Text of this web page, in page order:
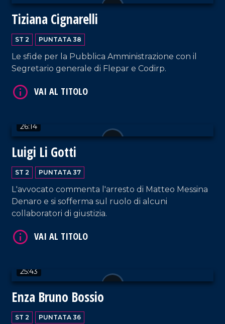
Tiziana Cignarelli
ST 2 PUNTATA 38
Le sfide per la Pubblica Amministrazione con il
Segretario generale di Flepar e Codirp.
26:14
Luigi Li Gotti
ST 2 PUNTATA 37
L'avvocato commenta l'arresto di Matteo Messina
Denaro e si sofferma sul ruolo di alcuni
collaboratori di giustizia.
25:43
Enza Bruno Bossio
ST 2 PUNTATA 36
VAI AL TITOLO
VAI AL TITOLO